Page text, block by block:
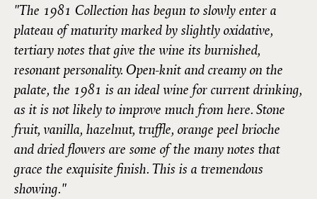
"The 1981 Collection has begun to slowly enter a
plateau of maturity marked by slightly oxidative,
tertiary notes that give the wine its burnished,
resonant personality. Open-knit and creamy on the
palate, the 1981 is an ideal wine for current drinking,
as it is not likely to improve much from here. Stone
fruit, vanilla, hazelnut, truffle, orange peel brioche
and dried flowers are some of the many notes that
grace the exquisite finish. This is a tremendous
showing."